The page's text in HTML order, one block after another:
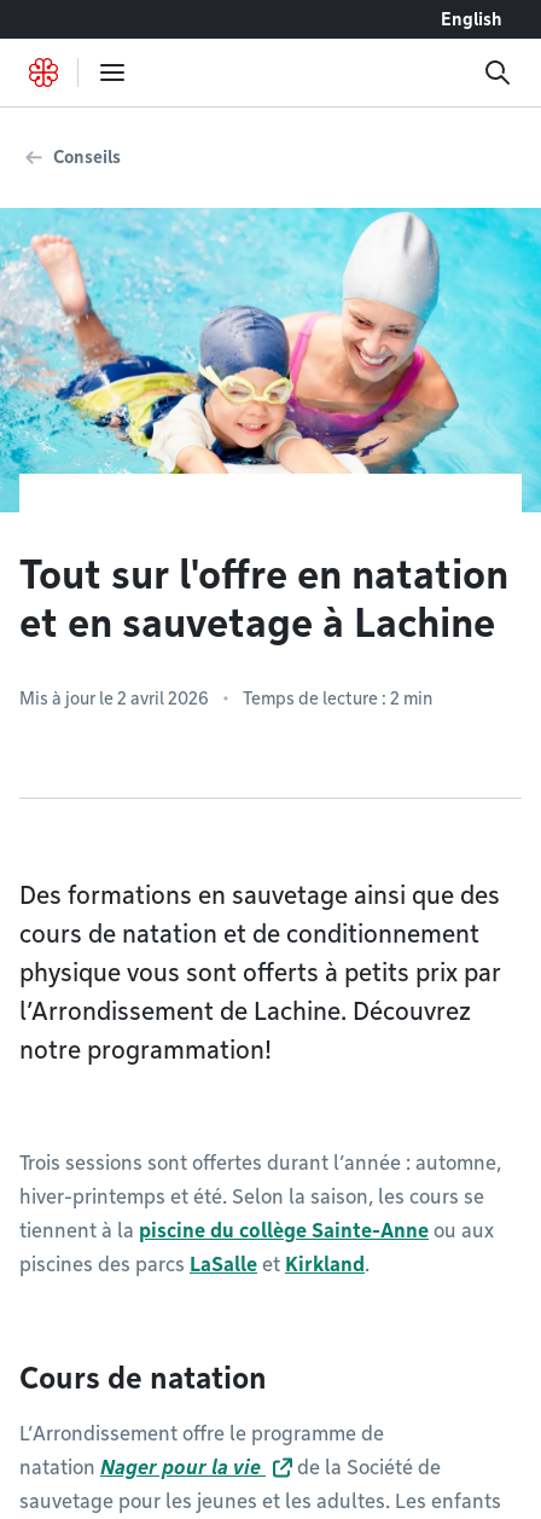
English
Conseils
Tout sur l'offre en natation
et en sauvetage à Lachine
Mis à jour le 2 avril 2026 Temps de lecture : 2 min
Des formations en sauvetage ainsi que des
cours de natation et de conditionnement
physique vous sont offerts à petits prix par
l’Arrondissement de Lachine. Découvrez
notre programmation!
Trois sessions sont offertes durant l’année : automne,
hiver-printemps et été. Selon la saison, les cours se
tiennent à la piscine du collège Sainte-Anne ou aux
piscines des parcs LaSalle et Kirkland .
Cours de natation
L’Arrondissement offre le programme de
natation Nager pour la vie
de la Société de
sauvetage pour les jeunes et les adultes. Les enfants